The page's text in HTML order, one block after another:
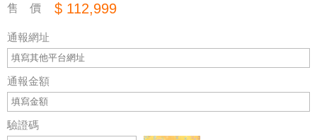
售 價 $ 112,999
通報網址
通報金額
驗證碼